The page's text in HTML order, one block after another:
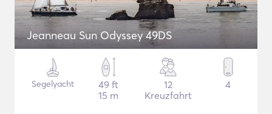
Jeanneau Sun Odyssey 49DS
Segelyacht
49 ft
15 m
12
Kreuzfahrt
4